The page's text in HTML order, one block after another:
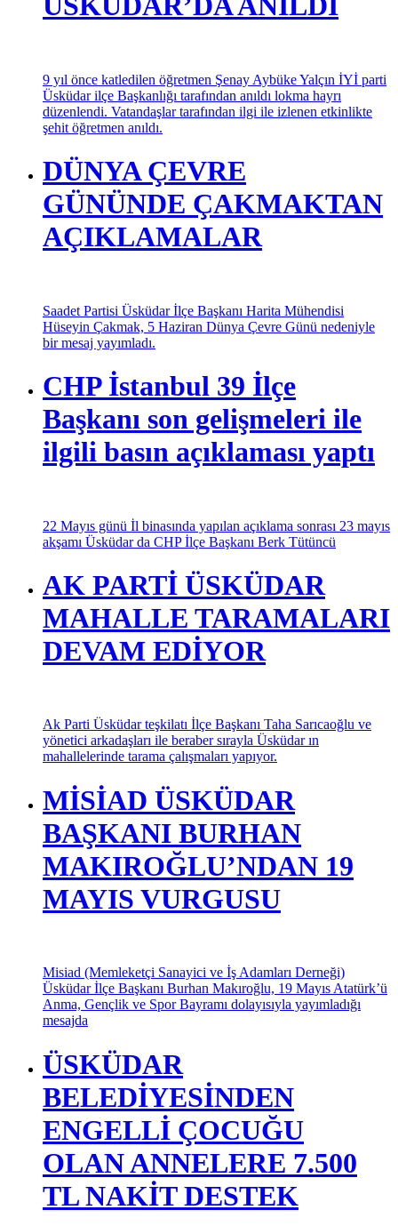
9 yıl önce katledilen öğretmen Şenay Aybüke Yalçın İYİ parti
Üsküdar ilçe Başkanlığı tarafından anıldı lokma hayrı
düzenlendi. Vatandaşlar tarafından ilgi ile izlenen etkinlikte
şehit öğretmen anıldı.
DÜNYA ÇEVRE
GÜNÜNDE ÇAKMAKTAN
AÇIKLAMALAR
Saadet Partisi Üsküdar İlçe Başkanı Harita Mühendisi
Hüseyin Çakmak, 5 Haziran Dünya Çevre Günü nedeniyle
bir mesaj yayımladı.
CHP İstanbul 39 İlçe
Başkanı son gelişmeleri ile
ilgili basın açıklaması yaptı
22 Mayıs günü İl binasında yapılan açıklama sonrası 23 mayıs
akşamı Üsküdar da CHP İlçe Başkanı Berk Tütüncü
AK PARTİ ÜSKÜDAR
MAHALLE TARAMALARI
DEVAM EDİYOR
Ak Parti Üsküdar teşkilatı İlçe Başkanı Taha Sarıcaoğlu ve
yönetici arkadaşları ile beraber sırayla Üsküdar ın
mahallelerinde tarama çalışmaları yapıyor.
MİSİAD ÜSKÜDAR
BAŞKANI BURHAN
MAKIROĞLU’NDAN 19
MAYIS VURGUSU
Misiad (Memleketçi Sanayici ve İş Adamları Derneği)
Üsküdar İlçe Başkanı Burhan Makıroğlu, 19 Mayıs Atatürk’ü
Anma, Gençlik ve Spor Bayramı dolayısıyla yayımladığı
mesajda
ÜSKÜDAR
BELEDİYESİNDEN
ENGELLİ ÇOCUĞU
OLAN ANNELERE 7.500
TL NAKİT DESTEK